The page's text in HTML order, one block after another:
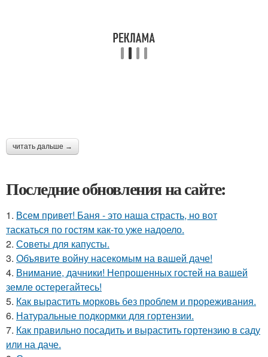
читать дальше →
Последние обновления на сайте:
1. Всем привет! Баня - это наша страсть, но вот
таскаться по гостям как-то уже надоело.
2. Советы для капусты.
3. Объявите войну насекомым на вашей даче!
4. Внимание, дачники! Непрошенных гостей на вашей
земле остерегайтесь!
5. Как вырастить морковь без проблем и прореживания.
6. Натуральные подкормки для гортензии.
7. Как правильно посадить и вырастить гортензию в саду
или на даче.